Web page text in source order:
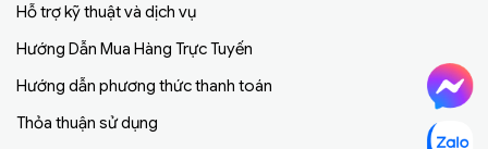
Hỗ trợ kỹ thuật và dịch vụ
Hướng Dẫn Mua Hàng Trực Tuyến
Hướng dẫn phương thức thanh toán
Thỏa thuận sử dụng